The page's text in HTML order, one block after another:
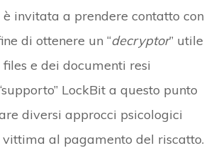
invitata a prendere contatto con
di ottenere un “decryptor” utile
e dei documenti resi
LockBit a questo punto
diversi approcci psicologici
al pagamento del riscatto.